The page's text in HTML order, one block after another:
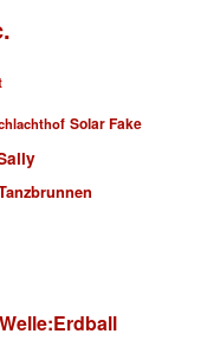
Solar Fake
Welle:Erdball